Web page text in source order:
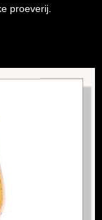
proeverij.